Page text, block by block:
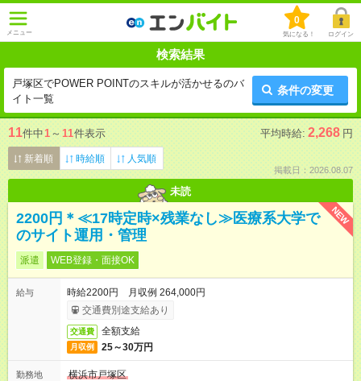
メニュー
0
気になる！ ログイン
検索結果
戸塚区でPOWER POINTのスキルが活かせるのバ
イト一覧
条件の変更
11件中1 ～ 11件表示 平均時給: 2,268 円
新着順 時給順 人気順
掲載日：2026.08.07
未読
NEW
2200円＊≪17時定時×残業なし≫医療系大学で
のサイト運用・管理
派遣 WEB登録・面接OK
給与
時給2200円 月収例 264,000円
交通費別途支給あり
交通費 全額支給
月収例 25～30万円
勤務地
横浜市戸塚区